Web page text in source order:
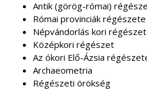
Antik (görög-római)
Római provinciák régészete
Népvándorlás kori régészet
Középkori régészet
Az ókori Elő-Ázsia
Archaeometria
Régészeti örökség